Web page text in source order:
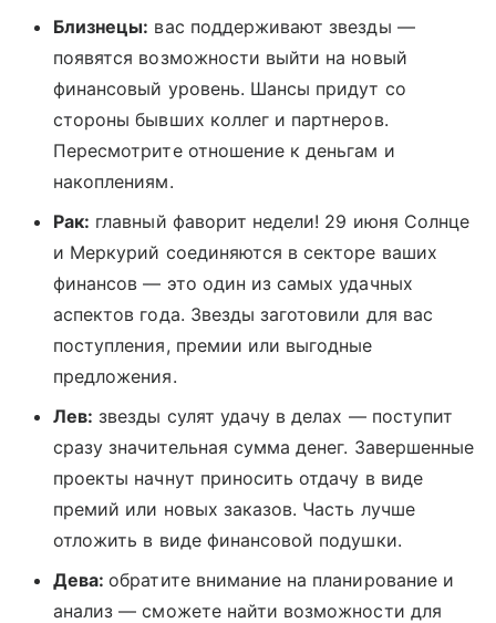
Близнецы: вас поддерживают звезды —
появятся возможности выйти на новый
финансовый уровень. Шансы придут со
стороны бывших коллег и партнеров.
Пересмотрите отношение к деньгам и
накоплениям.
Рак: главный фаворит недели! 29 июня Солнце
и Меркурий соединяются в секторе ваших
финансов — это один из самых удачных
аспектов года. Звезды заготовили для вас
поступления, премии или выгодные
предложения.
Лев: звезды сулят удачу в делах — поступит
сразу значительная сумма денег. Завершенные
проекты начнут приносить отдачу в виде
премий или новых заказов. Часть лучше
отложить в виде финансовой подушки.
Дева:обратите внимание на планирование и
анализ — сможете найти возможности для